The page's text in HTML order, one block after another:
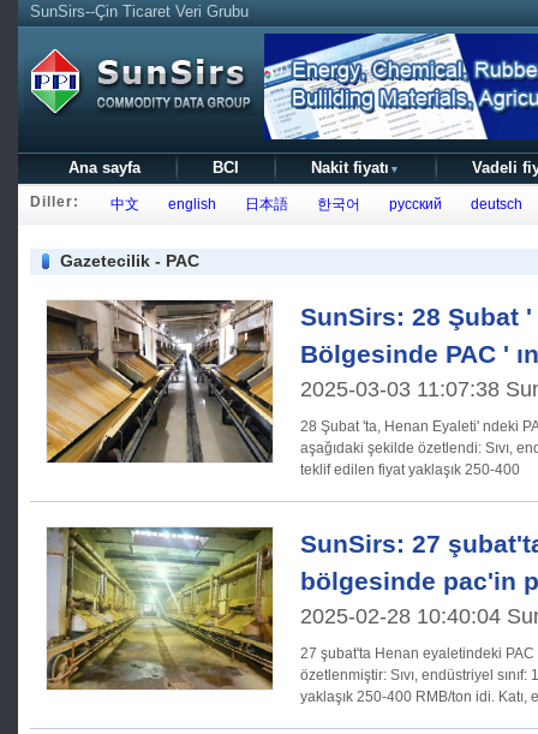
SunSirs--Çin Ticaret Veri Grubu
Ana sayfa BCI Nakit fiyatı ▼ Vadeli
Diller: 中文 english 日本語 한국어 русский deutsch
Gazetecilik - PAC
SunSirs: 28 Şubat '
Bölgesinde PAC '
2025-03-03 11:07:38
28 Şubat 'ta, Henan Eyaleti' ndeki
aşağıdaki şekilde özetlendi: Sıvı, endüstriyel sınıf:% 10 içeriği ile,
teklif edilen fiyat yaklaşık 250-400
SunSirs: 27
bölgesinde pac'in
2025-02-28 10:40:04
27 şubat'ta Henan eyaletindeki
özetlenmiştir: Sıvı, endüstriyel sınıf: 10% içeriği ile, belirtilen fiyat
yaklaşık